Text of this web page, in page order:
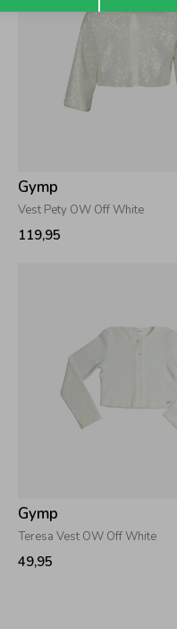
Gymp
Vest Pety OW Off White
119,95
Gymp
Teresa Vest OW Off White
49,95